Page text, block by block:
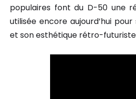
populaires font du D-50 une
utilisée encore aujourd’hui
et son esthétique rétro-futuriste